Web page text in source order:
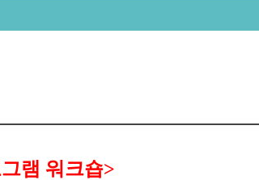
램 워크숍>